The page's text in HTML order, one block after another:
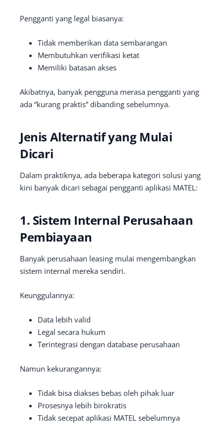
Pengganti yang legal biasanya:
Tidak memberikan data sembarangan
Membutuhkan verifikasi ketat
Memiliki batasan akses
Akibatnya, banyak pengguna merasa pengganti yang
ada “kurang praktis” dibanding sebelumnya.
Jenis Alternatif yang Mulai
Dicari
Dalam praktiknya, ada beberapa kategori solusi yang
kini banyak dicari sebagai pengganti aplikasi MATEL:
1. Sistem Internal Perusahaan
Pembiayaan
Banyak perusahaan leasing mulai mengembangkan
sistem internal mereka sendiri.
Keunggulannya:
Data lebih valid
Legal secara hukum
Terintegrasi dengan database perusahaan
Namun kekurangannya:
Tidak bisa diakses bebas oleh pihak luar
Prosesnya lebih birokratis
Tidak secepat aplikasi MATEL sebelumnya